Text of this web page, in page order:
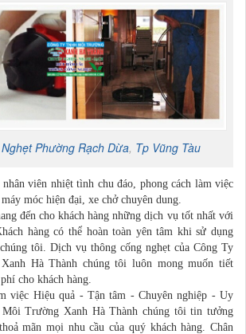
Phường Rạch Dừa, Tp Vũng Tàu
viên nhiệt tình chu đáo, phong cách làm việc
móc hiện đại, xe chở chuyên dung.
đến cho khách hàng những dịch vụ tốt nhất với
hàng có thể hoàn toàn yên tâm khi sử dụng
tôi. Dịch vụ thông cống nghẹt của Công Ty
Hà Thành chúng tôi luôn mong muốn tiết
cho khách hàng.
việc Hiệu quả - Tận tâm - Chuyên nghiệp - Uy
Trường Xanh Hà Thành chúng tôi tin tưởng
mãn mọi nhu cầu của quý khách hàng. Chân